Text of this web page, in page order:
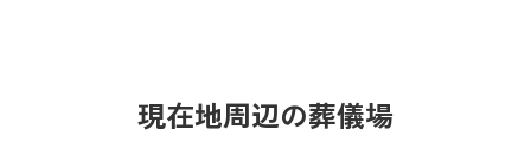
現在地周辺の葬儀場